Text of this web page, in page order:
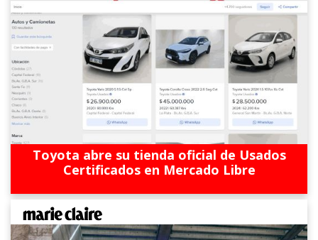
Toyota abre su tienda oficial de Usados
Certificados en Mercado Libre